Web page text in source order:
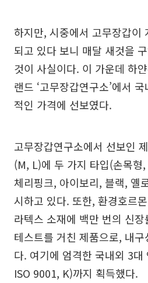
하지만, 시중에서 고무장갑이
되고 있다 보니 매달 새것을
것이 사실이다. 이 가운데 하
랜드 ‘고무장갑연구소’에서
적인 가격에 선보였다.
고무장갑연구소에서 선보인
(M, L)에 두 가지 타입(손목형
체리핑크, 아이보리, 블랙, 옐
시하고 있다. 또한, 환경호르
라텍스 소재에 백만 번의 신
테스트를 거친 제품으로, 내
다. 여기에 엄격한 국내외 3
ISO 9001, K)까지 획득했다.